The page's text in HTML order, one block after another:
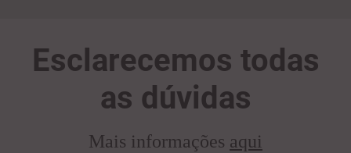
Esclarecemos todas
as dúvidas
Mais informações aqui